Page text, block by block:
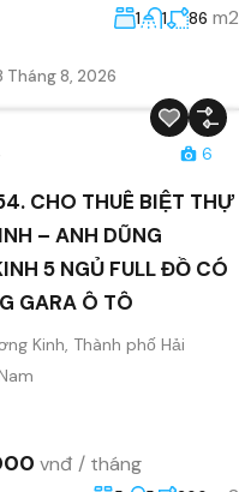
1 1 86 m2
Tháng 8, 2026
6
CHO THUÊ BIỆT THỰ
– ANH DŨNG
5 NGỦ FULL ĐỒ CÓ
GARA Ô TÔ
Kinh, Thành phố Hải
vnđ / tháng